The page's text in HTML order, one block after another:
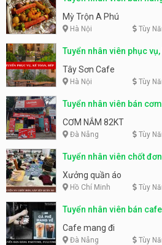
Mỳ Trộn A Phú
Hà Nội Tùy
Tuyển nhân viên phục
Tây Sơn Cafe
Hà Nội Tùy
Tuyển nhân viên bán
CƠM NẮM 82KT
Đà Nẵng Tùy
Tuyển nhân viên chốt
Xưởng quần áo
Hồ Chí Minh Tùy
Tuyển nhân viên bán
Cafe mang đi
Đà Nẵng Tùy